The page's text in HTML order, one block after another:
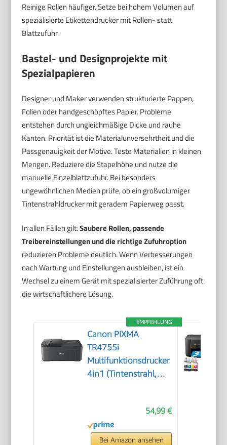
Reinige Rollen häufiger. Setze bei hohem Volumen auf
spezialisierte Etikettendrucker mit Rollen- statt
Blattzufuhr.
Bastel- und Designprojekte mit
Spezialpapieren
Designer und Maker verwenden strukturierte Pappen,
Folien oder handgeschöpftes Papier. Probleme
entstehen durch ungleichmäßige Dicke und rauhe
Kanten. Priorität ist die Materialunversehrtheit und die
Passgenauigkeit der Motive. Teste Materialien in kleinen
Mengen. Reduziere die Stapelhöhe und nutze die
manuelle Einzelblattzufuhr. Bei besonders
ungewöhnlichen Medien prüfe, ob ein großvolumiger
Tintenstrahldrucker mit geradem Papierweg passt.
In allen Fällen gilt:Saubere Rollen, passende
Treibereinstellungen und die richtige Zufuhroption
reduzieren Probleme deutlich. Wenn Verbesserungen
nach Wartung und Einstellungen ausbleiben, ist ein
Wechsel zu einem Gerät mit spezialisierter Zuführung oft
die wirtschaftlichere Lösung.
EMPFEHLUNG
Canon PIXMA
TR4755i
Multifunktionsdrucker
4in1 (Tintenstrahl,
WLAN, Apple AirPrint,
20 Blatt ADF,
Duplexdruck,
54,99 €
Bei Amazon ansehen